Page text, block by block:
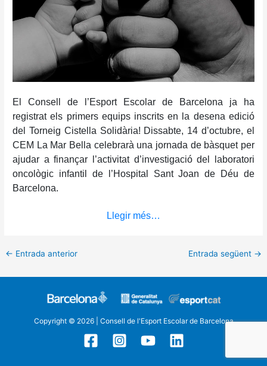
El Consell de l’Esport Escolar de Barcelona ja ha
registrat els primers equips inscrits en la desena edició
del Torneig Cistella Solidària! Dissabte, 14 d’octubre, el
CEM La Mar Bella celebrarà una jornada de bàsquet per
ajudar a finançar l’activitat d’investigació del laboratori
oncològic infantil de l’Hospital Sant Joan de Déu de
Barcelona.
Llegir més…
← Entrada anterior Entrada següent →
Copyright © 2026 | Consell de l'Esport Escolar de Barcelona